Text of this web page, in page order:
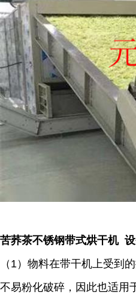
苦荞茶不锈钢带式烘干机
（1）物料在带干机上受到
不易粉化破碎，因此也适用